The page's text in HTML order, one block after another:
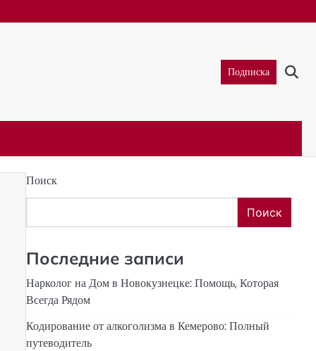
Подписка
Поиск
Поиск
Последние записи
Нарколог на Дом в Новокузнецке: Помощь, Которая
Всегда Рядом
Кодирование от алкоголизма в Кемерово: Полный
путеводитель